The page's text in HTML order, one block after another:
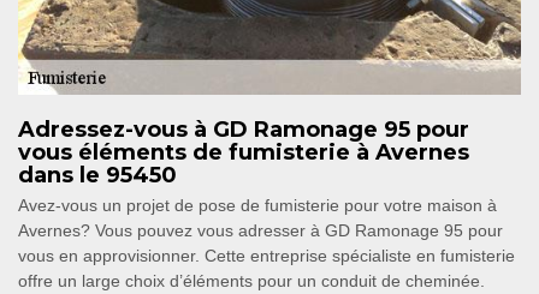
Adressez-vous à GD Ramonage 95 pour
vous éléments de fumisterie à Avernes
dans le 95450
Avez-vous un projet de pose de fumisterie pour votre maison à
Avernes? Vous pouvez vous adresser à GD Ramonage 95 pour
vous en approvisionner. Cette entreprise spécialiste en fumisterie
offre un large choix d’éléments pour un conduit de cheminée.